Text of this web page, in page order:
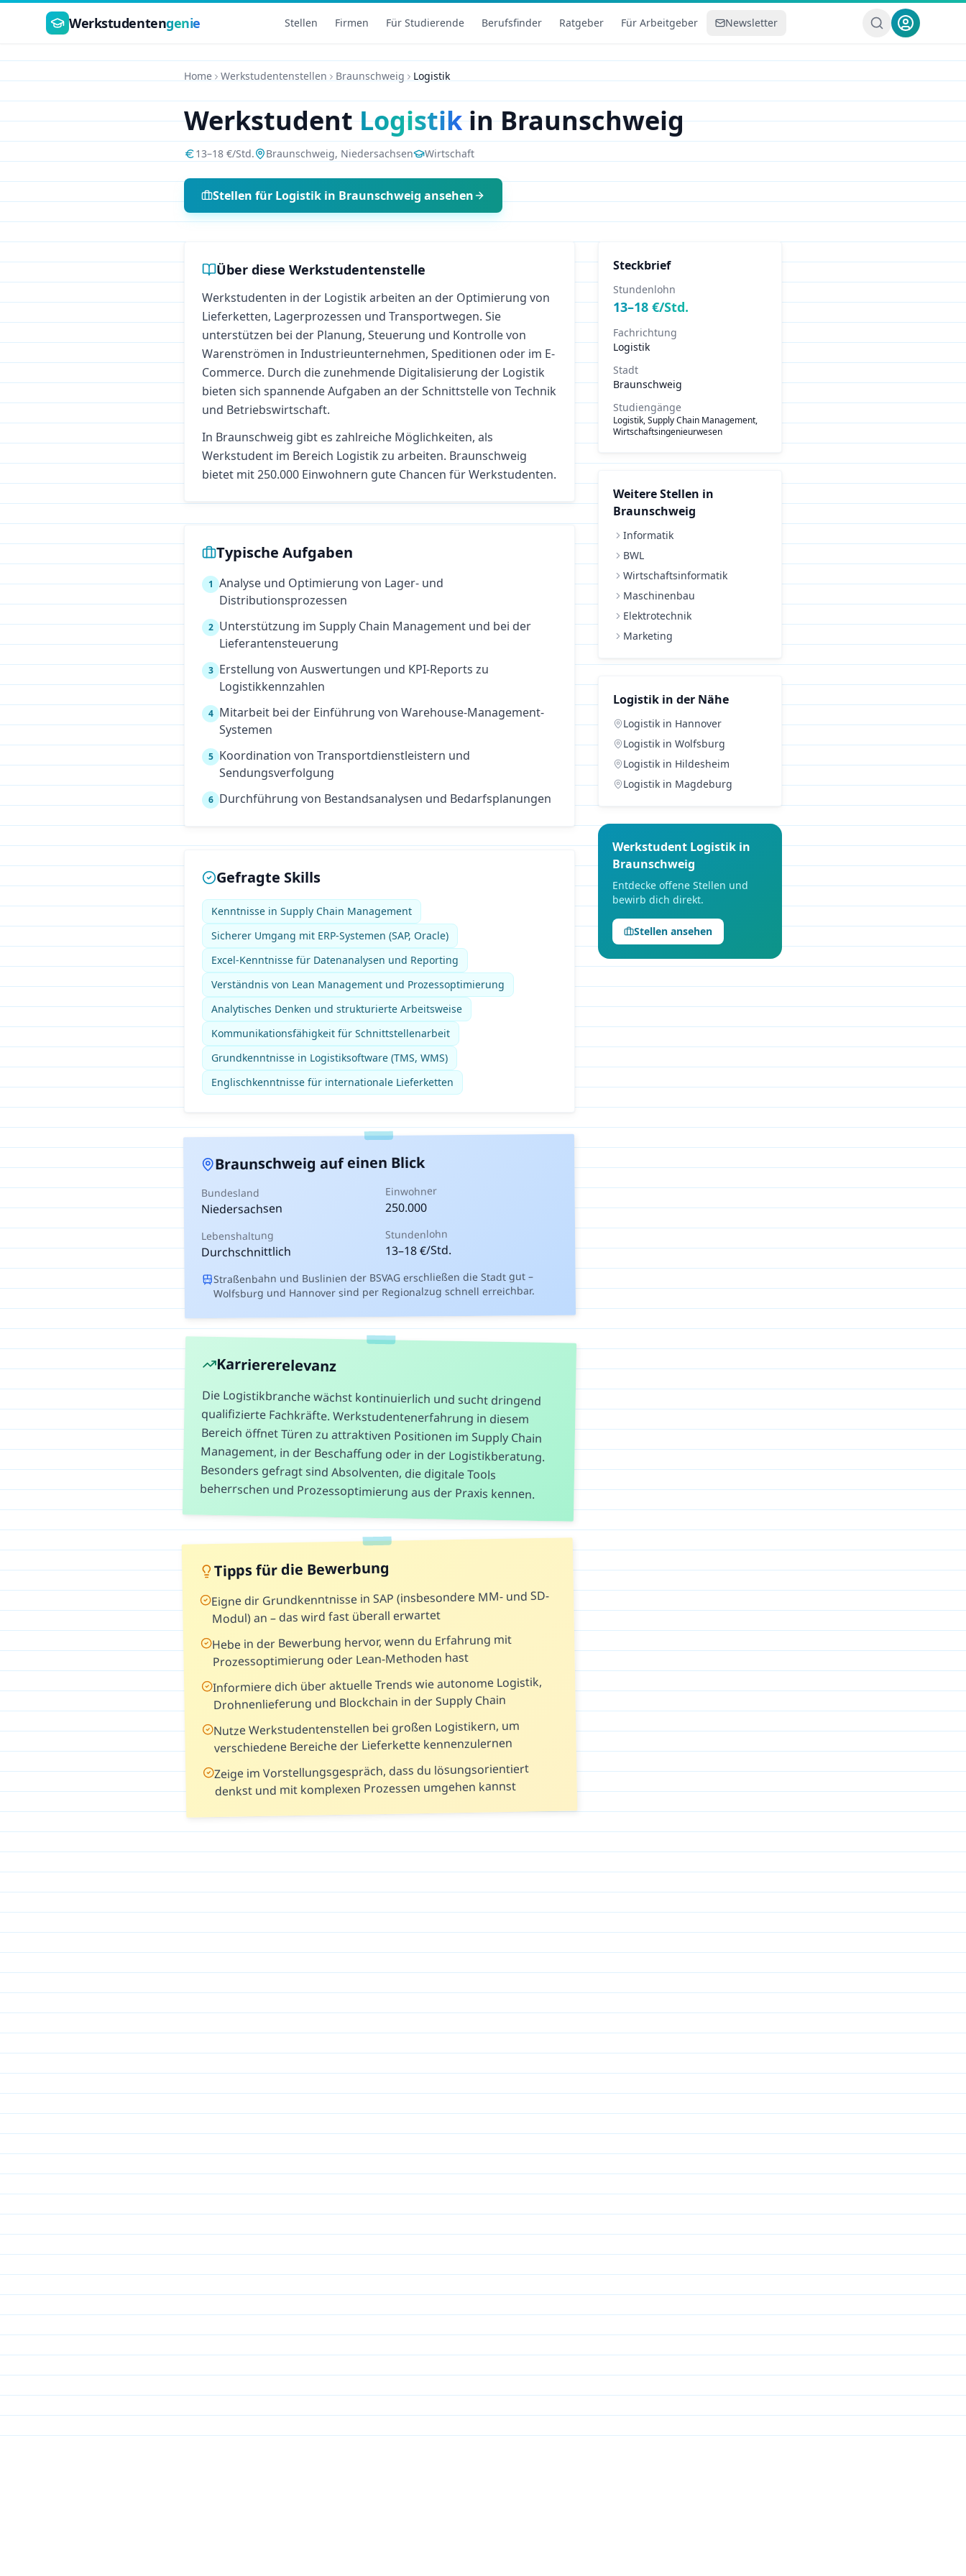
Zum Hauptinhalt springen
Werkstudentengenie Stellen Firmen Für Studierende Berufsfinder Ratgeber Für Arbeitgeber Newsletter
Home Werkstudentenstellen Braunschweig Logistik
WerkstudentLogistikinBraunschweig
13–18 €/Std. Braunschweig, Niedersachsen Wirtschaft
Stellen für Logistik in Braunschweig ansehen
Über diese Werkstudentenstelle
Werkstudenten in der Logistik arbeiten an der Optimierung von
Lieferketten, Lagerprozessen und Transportwegen. Sie
unterstützen bei der Planung, Steuerung und Kontrolle von
Warenströmen in Industrieunternehmen, Speditionen oder im E-
Commerce. Durch die zunehmende Digitalisierung der Logistik
bieten sich spannende Aufgaben an der Schnittstelle von Technik
und Betriebswirtschaft.
In Braunschweig gibt es zahlreiche Möglichkeiten, als
Werkstudent im Bereich Logistik zu arbeiten. Braunschweig
bietet mit 250.000 Einwohnern gute Chancen für Werkstudenten.
Typische Aufgaben
1 Analyse und Optimierung von Lager- und
Distributionsprozessen
2 Unterstützung im Supply Chain Management und bei der
Lieferantensteuerung
3 Erstellung von Auswertungen und KPI-Reports zu
Logistikkennzahlen
4 Mitarbeit bei der Einführung von Warehouse-Management-
Systemen
5 Koordination von Transportdienstleistern und
Sendungsverfolgung
6 Durchführung von Bestandsanalysen und Bedarfsplanungen
Gefragte Skills
Kenntnisse in Supply Chain Management
Sicherer Umgang mit ERP-Systemen (SAP, Oracle)
Excel-Kenntnisse für Datenanalysen und Reporting
Verständnis von Lean Management und Prozessoptimierung
Analytisches Denken und strukturierte Arbeitsweise
Kommunikationsfähigkeit für Schnittstellenarbeit
Grundkenntnisse in Logistiksoftware (TMS, WMS)
Englischkenntnisse für internationale Lieferketten
Braunschweig auf einen Blick
Bundesland
Niedersachsen
Einwohner
250.000
Lebenshaltung
Durchschnittlich
Stundenlohn
13–18€/Std.
Straßenbahn und Buslinien der BSVAG erschließen die Stadt gut –
Wolfsburg und Hannover sind per Regionalzug schnell erreichbar.
Karriererelevanz
Die Logistikbranche wächst kontinuierlich und sucht dringend
qualifizierte Fachkräfte. Werkstudentenerfahrung in diesem
Bereich öffnet Türen zu attraktiven Positionen im Supply Chain
Management, in der Beschaffung oder in der Logistikberatung.
Besonders gefragt sind Absolventen, die digitale Tools
beherrschen und Prozessoptimierung aus der Praxis kennen.
Tipps für die Bewerbung
Eigne dir Grundkenntnisse in SAP (insbesondere MM- und SD-
Modul) an – das wird fast überall erwartet
Hebe in der Bewerbung hervor, wenn du Erfahrung mit
Prozessoptimierung oder Lean-Methoden hast
Informiere dich über aktuelle Trends wie autonome Logistik,
Drohnenlieferung und Blockchain in der Supply Chain
Nutze Werkstudentenstellen bei großen Logistikern, um
verschiedene Bereiche der Lieferkette kennenzulernen
Zeige im Vorstellungsgespräch, dass du lösungsorientiert
denkst und mit komplexen Prozessen umgehen kannst
Steckbrief
Stundenlohn
13–18 €/Std.
Fachrichtung
Logistik
Stadt
Braunschweig
Studiengänge
Logistik, Supply Chain Management,
Wirtschaftsingenieurwesen
Weitere Stellen in
Braunschweig
Informatik
BWL
Wirtschaftsinformatik
Maschinenbau
Elektrotechnik
Marketing
Logistik in der Nähe
Logistik in Hannover
Logistik in Wolfsburg
Logistik in Hildesheim
Logistik in Magdeburg
Werkstudent Logistik in
Braunschweig
Entdecke offene Stellen und
bewirb dich direkt.
Stellen ansehen